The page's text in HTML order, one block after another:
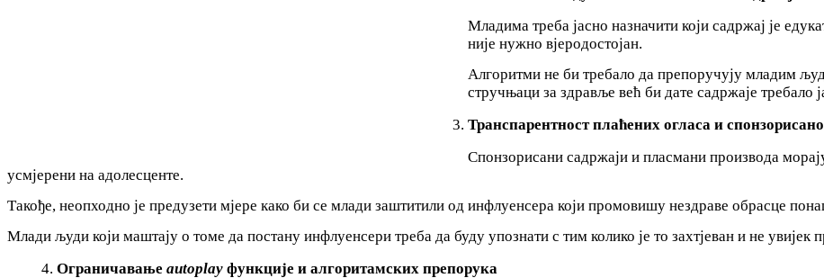
Младима треба јасно назначити који садржај је
није нужно вјеродостојан.
Алгоритми не би требало да препоручују младим
стручњаци за здравље већ би дате садржаје требало
Транспарентност плаћених огласа и
Спонзорисани садржаји и пласмани производа
усмјерени на адолесценте.
Такође, неопходно је предузети мјере како би се млади заштитили од инфлуенсера који промовишу нездраве обрасце
Млади људи који маштају о томе да постану инфлуенсери треба да буду упознати с тим колико је то захтјеван и не увијек
Ограничавање autoplay функције и алгоритамских препорука